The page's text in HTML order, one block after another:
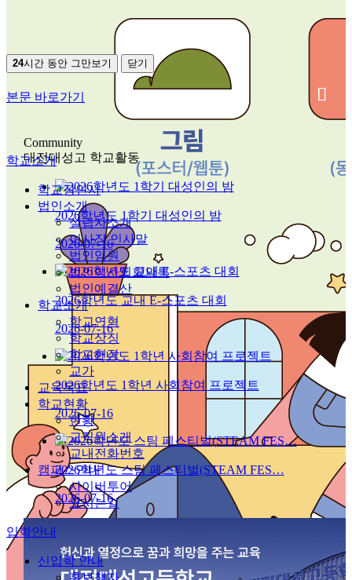
24시간 동안 그만보기 닫기
본문 바로가기
학교소개
학교장인사
법인소개
설립자소개
이사장 인사말
법인임원
법인이사회회의록
법인예결산
학교소개
학교연혁
학교상징
학교헌장
교가
교육목표
학교현황
현황
교직원소개
교내전화번호
캠퍼스안내
사이버투어
오시는길
입학안내
신입학 안내
Community
대전대성고 학교활동
2026학년도 1학기 대성인의 밤
2026-07-16
2026학년도 교내 E-스포츠 대회
2026-07-16
2026학년도 1학년 사회참여 프로젝트
2026-07-16
2026학년도 스팀 페스티벌(STEAM FES…
2026-07-16